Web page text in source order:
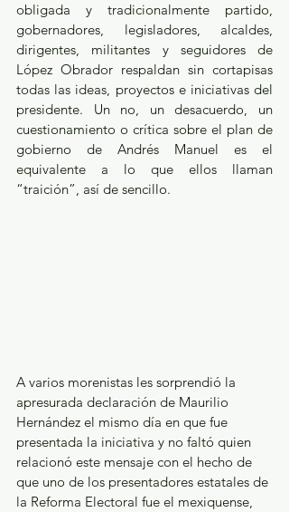
obligada y tradicionalmente partido,
gobernadores, legisladores, alcaldes,
dirigentes, militantes y seguidores de
López Obrador respaldan sin cortapisas
todas las ideas, proyectos e iniciativas del
presidente. Un no, un desacuerdo, un
cuestionamiento o crítica sobre el plan de
gobierno de Andrés Manuel es el
equivalente a lo que ellos llaman
“traición”, así de sencillo.
A varios morenistas les sorprendió la
apresurada declaración de Maurilio
Hernández el mismo día en que fue
presentada la iniciativa y no faltó quien
relacionó este mensaje con el hecho de
que uno de los presentadores estatales de
la Reforma Electoral fue el mexiquense,